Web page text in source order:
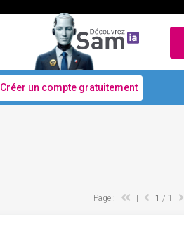
Créer un compte gratuitement
Page : 1 / 1